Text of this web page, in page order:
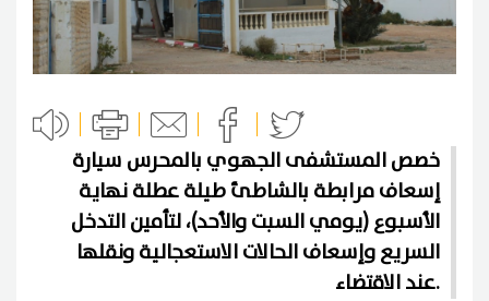
خصص المستشفى الجهوي بالمحرس سيارة
إسعاف مرابطة بالشاطئ طيلة عطلة نهاية
الأسبوع (يومي السبت والأحد)، لتأمين التدخل
السريع وإسعاف الحالات الاستعجالية ونقلها
عند الاقتضاء.